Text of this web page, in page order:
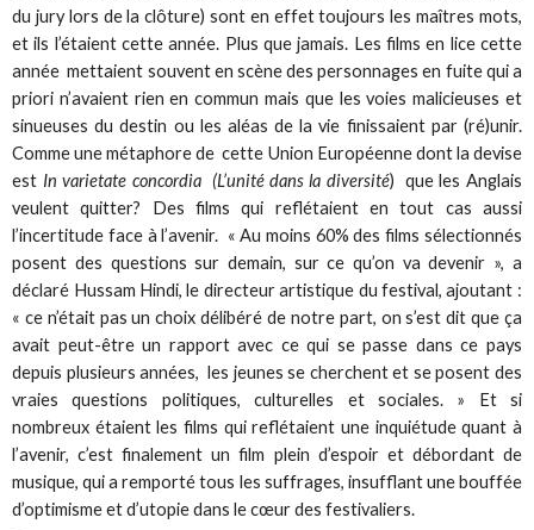
du jury lors de la clôture) sont en effet toujours les maîtres mots,
et ils l’étaient cette année. Plus que jamais. Les films en lice cette
année mettaient souvent en scène des personnages en fuite qui a
priori n’avaient rien en commun mais que les voies malicieuses et
sinueuses du destin ou les aléas de la vie finissaient par (ré)unir.
Comme une métaphore de cette Union Européenne dont la devise
est In varietate concordia (L’unité dans la diversité) que les Anglais
veulent quitter? Des films qui reflétaient en tout cas aussi
l’incertitude face à l’avenir. « Au moins 60% des films sélectionnés
posent des questions sur demain, sur ce qu’on va devenir », a
déclaré Hussam Hindi, le directeur artistique du festival, ajoutant :
« ce n’était pas un choix délibéré de notre part, on s’est dit que ça
avait peut-être un rapport avec ce qui se passe dans ce pays
depuis plusieurs années, les jeunes se cherchent et se posent des
vraies questions politiques, culturelles et sociales. » Et si
nombreux étaient les films qui reflétaient une inquiétude quant à
l’avenir, c’est finalement un film plein d’espoir et débordant de
musique, qui a remporté tous les suffrages, insufflant une bouffée
d’optimisme et d’utopie dans le cœur des festivaliers.